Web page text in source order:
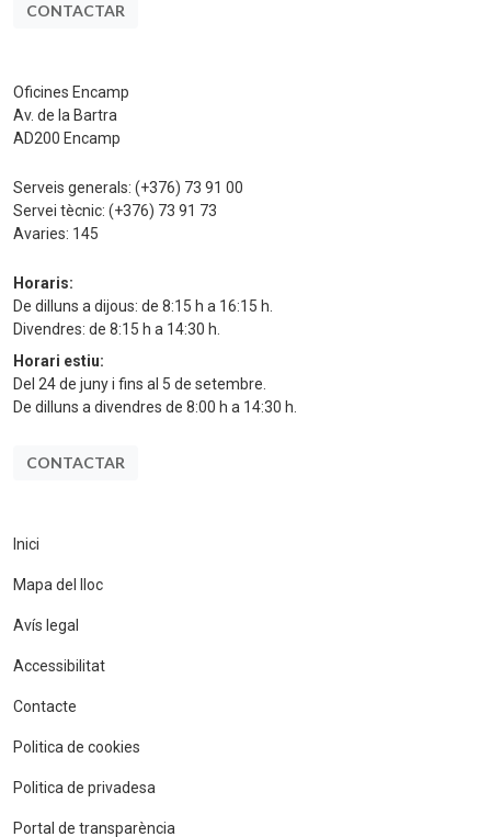
CONTACTAR
Oficines Encamp
Av. de la Bartra
AD200 Encamp
Serveis generals: (+376) 73 91 00
Servei tècnic: (+376) 73 91 73
Avaries: 145
Horaris:
De dilluns a dijous: de 8:15 h a 16:15 h.
Divendres: de 8:15 h a 14:30 h.
Horari estiu:
Del 24 de juny i fins al 5 de setembre.
De dilluns a divendres de 8:00 h a 14:30 h.
CONTACTAR
Inici
Mapa del lloc
Avís legal
Accessibilitat
Contacte
Politica de cookies
Politica de privadesa
Portal de transparència